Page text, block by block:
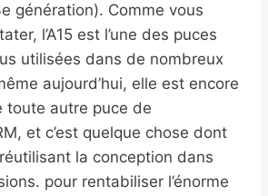
génération). Comme vous
l’A15 est l’une des puces
utilisées dans de nombreux
aujourd’hui, elle est encore
toute autre puce de
et c’est quelque chose dont
la conception dans
pour rentabiliser l’énorme